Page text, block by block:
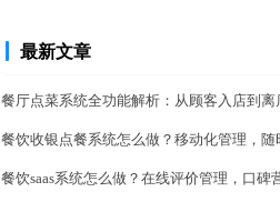
最新文章
餐厅点菜系统全功能解析：从顾客入店到离
餐饮收银点餐系统怎么做？移动化管理，随
餐饮saas系统怎么做？在线评价管理，口碑